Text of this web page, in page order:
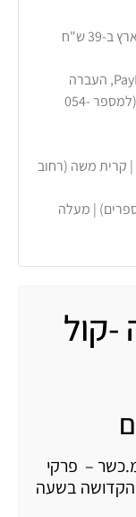
שליח עד הבית לכל רחבי הארץ ב-39 ש"ח
כרטיסי אשראי, PayPal, העברה
בנקאית או באפליקציות Bit / Paybox (למספר 054-
| קרית משה (רחוב
| מעלה
-קול
– פרקי
הקדושה בשעה